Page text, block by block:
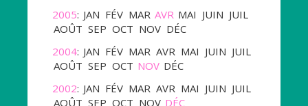
2005: JAN FÉV MAR AVR MAI JUIN JUIL
AOÛT SEP OCT NOV DÉC
2004: JAN FÉV MAR AVR MAI JUIN JUIL
AOÛT SEP OCT NOV DÉC
2002: JAN FÉV MAR AVR MAI JUIN JUIL
AOÛT SEP OCT NOV DÉC